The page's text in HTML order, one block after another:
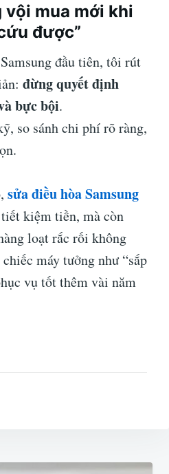
mua mới khi
được”
đầu tiên, tôi rút
đừng quyết định
bực bội.
so sánh chi phí rõ ràng,
sửa điều hòa Samsung
kiệm tiền, mà còn
loạt rắc rối không
máy tưởng như “sắp
vụ tốt thêm vài năm